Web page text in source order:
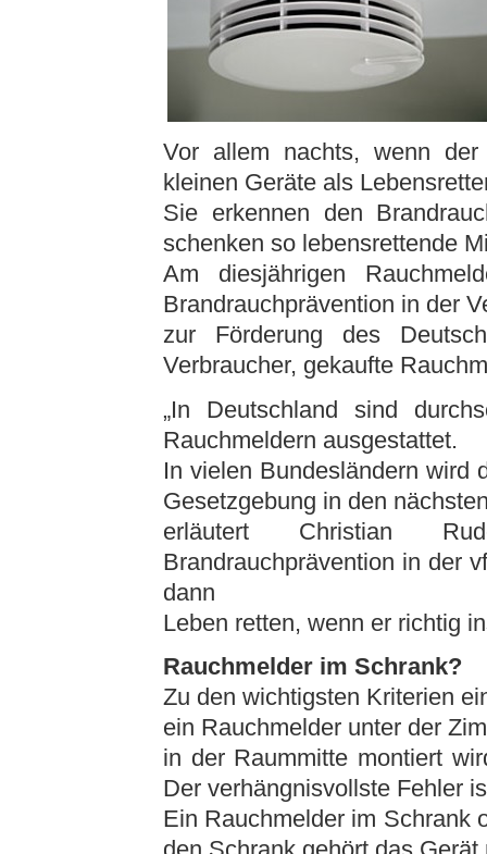
Vor allem nachts, wenn
kleinen Geräte als
Sie erkennen den
schenken so lebensrettende
Am diesjährigen
Brandrauchprävention in der
zur Förderung des
Verbraucher, gekaufte
„In Deutschland sind
Rauchmeldern ausgestattet.
In vielen Bundesländern wird
Gesetzgebung in den
erläutert Christian
Brandrauchprävention in der
dann
Leben retten, wenn er richtig
Rauchmelder im Schrank?
Zu den wichtigsten Kriterien
ein Rauchmelder unter der
in der Raummitte montiert
Der verhängnisvollste Fehler
Ein Rauchmelder im Schrank